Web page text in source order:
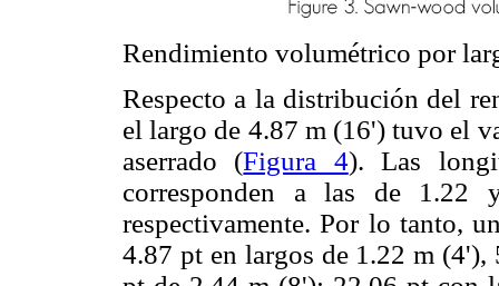
Rendimiento volumétrico por
Respecto a la distribución del
el largo de 4.87 m (16') tuvo el
aserrado (Figura 4). Las
corresponden a las de
respectivamente. Por lo tanto,
4.87 pt en largos de 1.22 m